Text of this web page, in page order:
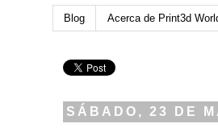
Blog Acerca de Print3d
SÁBADO, 23 DE